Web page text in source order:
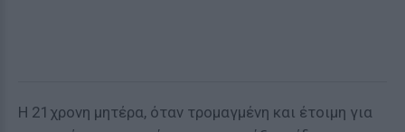
Η 21χρονη μητέρα, όταν τρομαγμένη και έτοιμη για